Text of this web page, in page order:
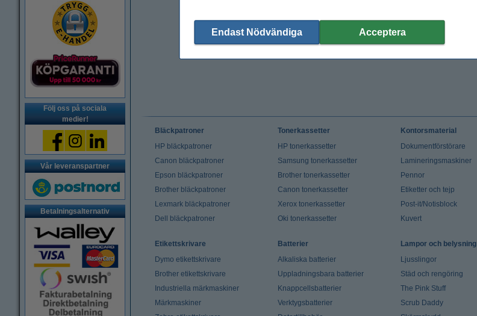
Följ oss på sociala
medier!
Vår leveranspartner
Betalningsalternativ
Bläckpatroner
HP bläckpatroner
Canon bläckpatroner
Epson bläckpatroner
Brother bläckpatroner
Lexmark bläckpatroner
Dell bläckpatroner
Tonerkassetter
HP tonerkassetter
Samsung tonerkassetter
Brother tonerkassetter
Canon tonerkassetter
Xerox tonerkassetter
Oki tonerkassetter
Kontorsmaterial
Dokumentförstörare
Lamineringsmaskiner
Pennor
Etiketter och tejp
Post-it/Notisblock
Kuvert
Etikettskrivare
Dymo etikettskrivare
Brother etikettskrivare
Industriella märkmaskiner
Märkmaskiner
Batterier
Alkaliska batterier
Uppladningsbara batterier
Knappcellsbatterier
Verktygsbatterier
Lampor och belysning
Ljusslingor
Städ och rengöring
The Pink Stuff
Scrub Daddy
Endast Nödvändiga Acceptera